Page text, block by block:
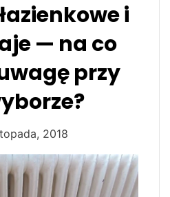
i
— na co
przy
2018